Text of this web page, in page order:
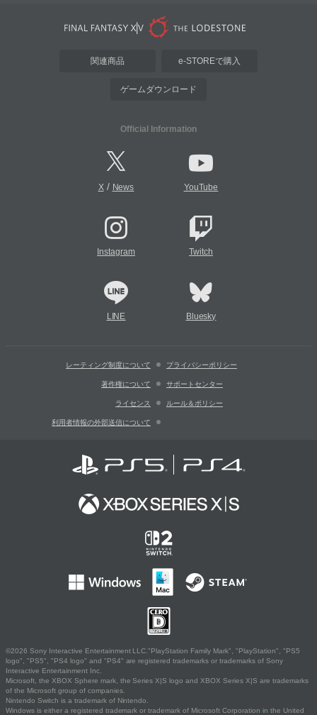
関連商品 e-STOREで購入
ゲームダウンロード
Official Information
X/ News YouTube
Instagram Twitch
LINE Bluesky
レーティング制度について プライバシーポリシー
著作権について サポートセンター
ライセンス ルール＆ポリシー
利用者情報の外部送信について
©2026 Sony Interactive Entertainment LLC."PlayStation Family Mark", "PlayStation", "PS5
logo", "PS5", "PS4 logo" and "PS4" are registered trademarks or trademarks of Sony
Interactive Entertainment Inc.
Microsoft, the XBOX Sphere mark, the Series X|S logo and XBOX Series X|S are trademarks
of the Microsoft group of companies.
Nintendo Switch is a trademark of Nintendo.
Windows is either a registered trademark or trademark of Microsoft Corporation in the United